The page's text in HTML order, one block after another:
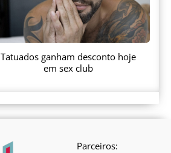
Tatuados ganham desconto hoje
em sex club
Parceiros: